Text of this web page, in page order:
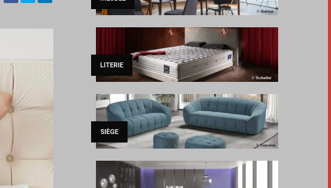
LITERIE
SIÈGE